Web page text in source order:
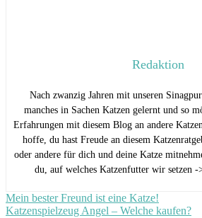
Redaktion
Nach zwanzig Jahren mit unseren
manches in Sachen Katzen gelernt und so
Erfahrungen mit diesem Blog an andere
hoffe, du hast Freude an diesem
oder andere für dich und deine Katze
du, auf welches Katzenfutter wir setzen -
Beitragsnavigation
Vorheriger
Beitrag:
Mein bester Freund ist eine Katze!
Nächster
Katzenspielzeug Angel – Welche kaufen?